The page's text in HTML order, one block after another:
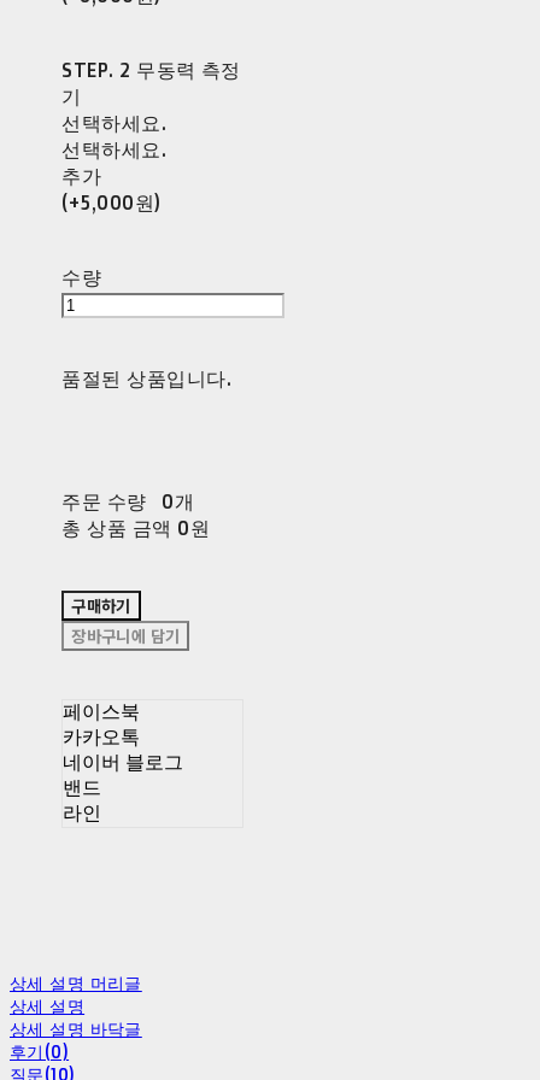
STEP. 2 무동력 측정
기
선택하세요.
선택하세요.
추가
(+5,000원)
수량
품절된 상품입니다.
주문 수량
0개
총 상품 금액 0원
구매하기
장바구니에 담기
페이스북
카카오톡
네이버 블로그
밴드
라인
상세 설명 머리글
상세 설명
상세 설명 바닥글
후기(0)
질문(10)